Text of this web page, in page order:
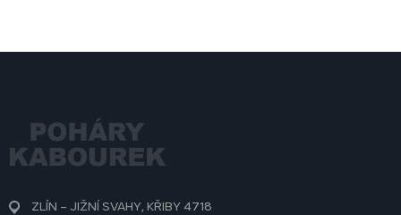
ZLÍN – JIŽNÍ SVAHY, KŘIBY 4718